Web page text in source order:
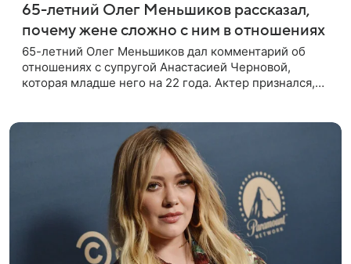
65-летний Олег Меньшиков рассказал,
почему жене сложно с ним в отношениях
65-летний Олег Меньшиков дал комментарий об
отношениях с супругой Анастасией Черновой,
которая младше него на 22 года. Актер признался,